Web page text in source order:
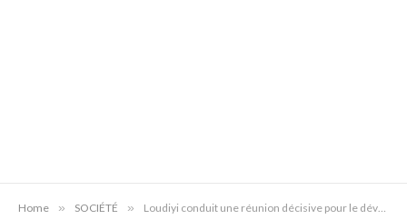
Home » SOCIÉTÉ » Loudiyi conduit une réunion décisive pour le développement des programmes de logement au profit des Forces Armées Royales